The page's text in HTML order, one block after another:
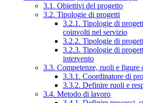
3.1. Obiettivi del progetto
3.2. Tipologie di progetti
3.2.1. Tipologie di
coinvolti nel servizio
3.2.2. Tipologie di
3.2.3. Tipologie di
intervento
3.3. Competenze, ruoli e figure
3.3.1. Coordinatore di
3.3.2. Definire ruoli e
3.4. Metodo di lavoro